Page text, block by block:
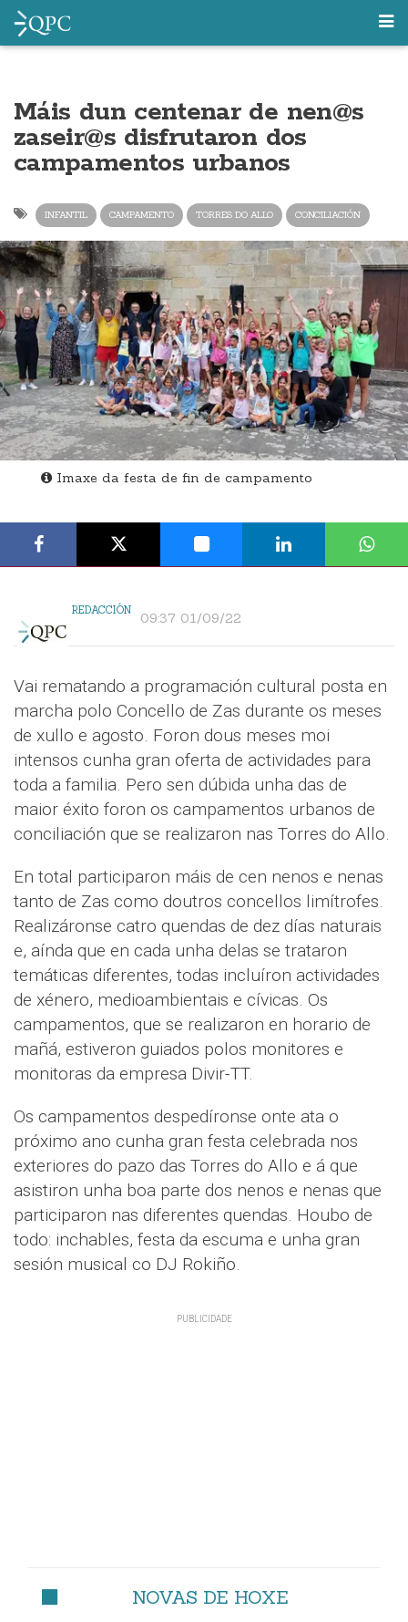
Máis dun centenar de nen@s
zaseir@s disfrutaron dos
campamentos urbanos
INFANTIL CAMPAMENTO TORRES DO ALLO CONCILIACIÓN
Imaxe da festa de fin de campamento
REDACCIÓN 09:37 01/09/22
Vai rematando a programación cultural posta en
marcha polo Concello de Zas durante os meses
de xullo e agosto. Foron dous meses moi
intensos cunha gran oferta de actividades para
toda a familia. Pero sen dúbida unha das de
maior éxito foron os campamentos urbanos de
conciliación que se realizaron nas Torres do Allo.
En total participaron máis de cen nenos e nenas
tanto de Zas como doutros concellos limítrofes.
Realizáronse catro quendas de dez días naturais
e, aínda que en cada unha delas se trataron
temáticas diferentes, todas incluíron actividades
de xénero, medioambientais e cívicas. Os
campamentos, que se realizaron en horario de
mañá, estiveron guiados polos monitores e
monitoras da empresa Divir-TT.
Os campamentos despedíronse onte ata o
próximo ano cunha gran festa celebrada nos
exteriores do pazo das Torres do Allo e á que
asistiron unha boa parte dos nenos e nenas que
participaron nas diferentes quendas. Houbo de
todo: inchables, festa da escuma e unha gran
sesión musical co DJ Rokiño.
NOVAS DE HOXE